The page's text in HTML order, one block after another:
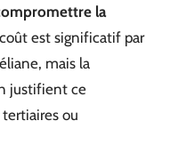
la
est significatif par
mais la
justifient ce
ou